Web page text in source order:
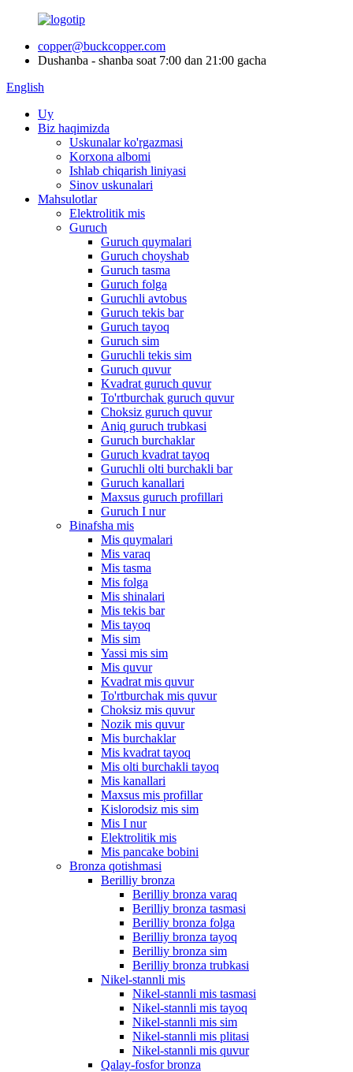
copper@buckcopper.com
Dushanba - shanba soat 7:00 dan 21:00 gacha
English
Uy
Biz haqimizda
Uskunalar ko'rgazmasi
Korxona albomi
Ishlab chiqarish liniyasi
Sinov uskunalari
Mahsulotlar
Elektrolitik mis
Guruch
Guruch quymalari
Guruch choyshab
Guruch tasma
Guruch folga
Guruchli avtobus
Guruch tekis bar
Guruch tayoq
Guruch sim
Guruchli tekis sim
Guruch quvur
Kvadrat guruch quvur
To'rtburchak guruch quvur
Choksiz guruch quvur
Aniq guruch trubkasi
Guruch burchaklar
Guruch kvadrat tayoq
Guruchli olti burchakli bar
Guruch kanallari
Maxsus guruch profillari
Guruch I nur
Binafsha mis
Mis quymalari
Mis varaq
Mis tasma
Mis folga
Mis shinalari
Mis tekis bar
Mis tayoq
Mis sim
Yassi mis sim
Mis quvur
Kvadrat mis quvur
To'rtburchak mis quvur
Choksiz mis quvur
Nozik mis quvur
Mis burchaklar
Mis kvadrat tayoq
Mis olti burchakli tayoq
Mis kanallari
Maxsus mis profillar
Kislorodsiz mis sim
Mis I nur
Elektrolitik mis
Mis pancake bobini
Bronza qotishmasi
Berilliy bronza
Berilliy bronza varaq
Berilliy bronza tasmasi
Berilliy bronza folga
Berilliy bronza tayoq
Berilliy bronza sim
Berilliy bronza trubkasi
Nikel-stannli mis
Nikel-stannli mis tasmasi
Nikel-stannli mis tayoq
Nikel-stannli mis sim
Nikel-stannli mis plitasi
Nikel-stannli mis quvur
Qalay-fosfor bronza